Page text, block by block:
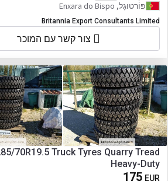
פּוֹרטוּגָל, Enxara do Bispo
Britannia Export Consultants Limited
צור קשר עם המוכר
70R19.5 Truck Tyres Quarry Tread
Heavy-Duty
175 EUR